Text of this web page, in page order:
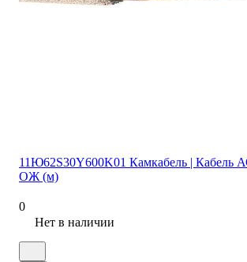
11Ю62S30Y600K01 Камкабель | Кабель
ОЖ (м)
0
Нет в наличии